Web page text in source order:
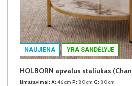
NAUJIENA YRA SANDĖLYJE
Išmatavimai: A: 46cm P: 80cm G: 80cm